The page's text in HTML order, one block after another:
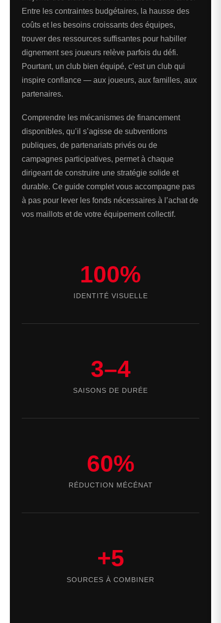
Entre les contraintes budgétaires, la hausse des
coûts et les besoins croissants des équipes,
trouver des ressources suffisantes pour habiller
dignement ses joueurs relève parfois du défi.
Pourtant, un club bien équipé, c’est un club qui
inspire confiance — aux joueurs, aux familles, aux
partenaires.
Comprendre les mécanismes de financement
disponibles, qu’il s’agisse de subventions
publiques, de partenariats privés ou de
campagnes participatives, permet à chaque
dirigeant de construire une stratégie solide et
durable. Ce guide complet vous accompagne pas
à pas pour lever les fonds nécessaires à l’achat de
vos maillots et de votre équipement collectif.
100%
IDENTITÉ VISUELLE
3–4
SAISONS DE DURÉE
60%
RÉDUCTION MÉCÉNAT
+5
SOURCES À COMBINER